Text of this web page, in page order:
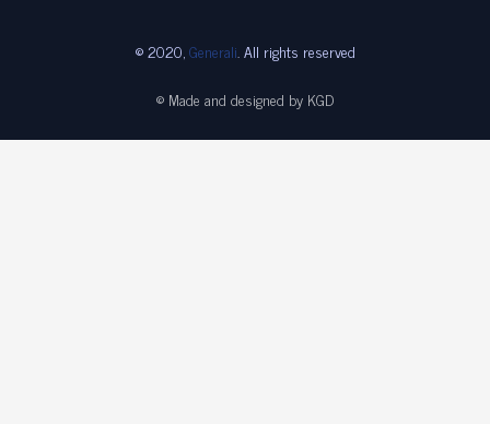
© 2020,Generali. All rights reserved
© Made and designed by KGD